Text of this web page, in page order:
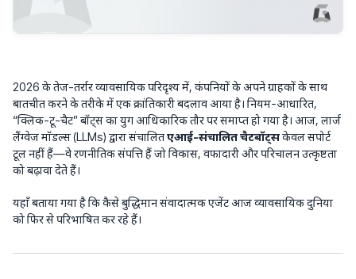
2026 के तेज-तर्रार व्यावसायिक परिदृश्य में, कंपनियों के अपने ग्राहकों के साथ
बातचीत करने के तरीके में एक क्रांतिकारी बदलाव आया है। नियम-आधारित,
“क्लिक-टू-चैट” बॉट्स का युग आधिकारिक तौर पर समाप्त हो गया है। आज, लार्ज
लैंग्वेज मॉडल्स (LLMs) द्वारा संचालितएआई-संचालित चैटबॉट्सकेवल सपोर्ट
टूल नहीं हैं—वे रणनीतिक संपत्ति हैं जो विकास, वफादारी और परिचालन उत्कृष्टता
को बढ़ावा देते हैं।
यहाँ बताया गया है कि कैसे बुद्धिमान संवादात्मक एजेंट आज व्यावसायिक दुनिया
को फिर से परिभाषित कर रहे हैं।